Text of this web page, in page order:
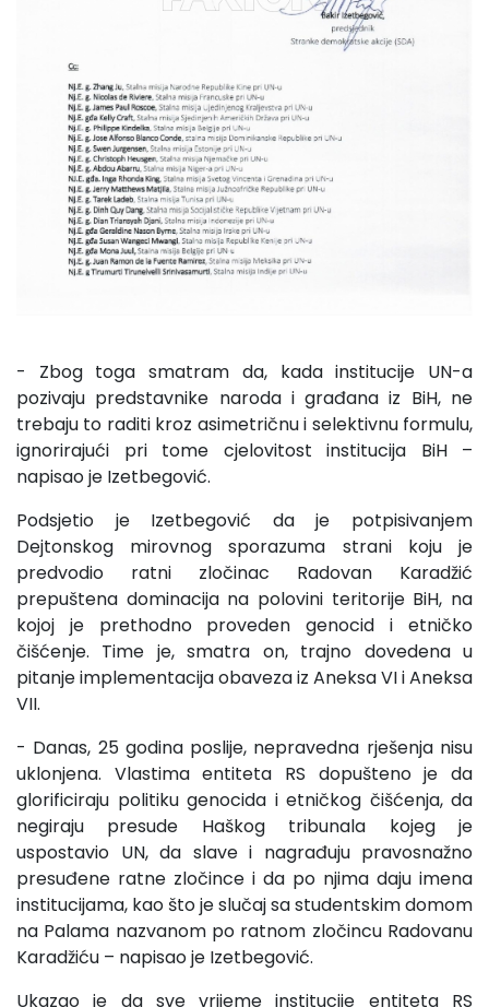
- Zbog toga smatram da, kada institucije UN-a
pozivaju predstavnike naroda i građana iz BiH, ne
trebaju to raditi kroz asimetričnu i selektivnu formulu,
ignorirajući pri tome cjelovitost institucija BiH –
napisao je Izetbegović.
Podsjetio je Izetbegović da je potpisivanjem
Dejtonskog mirovnog sporazuma strani koju je
predvodio ratni zločinac Radovan Karadžić
prepuštena dominacija na polovini teritorije BiH, na
kojoj je prethodno proveden genocid i etničko
čišćenje. Time je, smatra on, trajno dovedena u
pitanje implementacija obaveza iz Aneksa VI i Aneksa
VII.
- Danas, 25 godina poslije, nepravedna rješenja nisu
uklonjena. Vlastima entiteta RS dopušteno je da
glorificiraju politiku genocida i etničkog čišćenja, da
negiraju presude Haškog tribunala kojeg je
uspostavio UN, da slave i nagrađuju pravosnažno
presuđene ratne zločince i da po njima daju imena
institucijama, kao što je slučaj sa studentskim domom
na Palama nazvanom po ratnom zločincu Radovanu
Karadžiću – napisao je Izetbegović.
Ukazao je da sve vrijeme institucije entiteta RS